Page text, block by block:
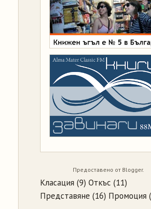
Предоставено от Blogger.
Класация (9) Откъс (11)
Представяне (16) Промоция